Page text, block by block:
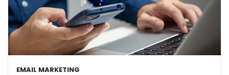
EMAIL MARKETING